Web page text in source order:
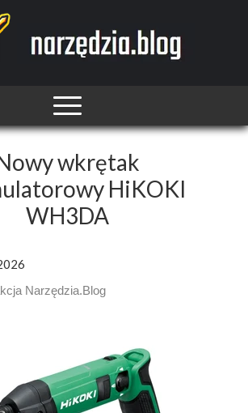
wkrętak
HiKOKI
WH3DA
Narzędzia.Blog